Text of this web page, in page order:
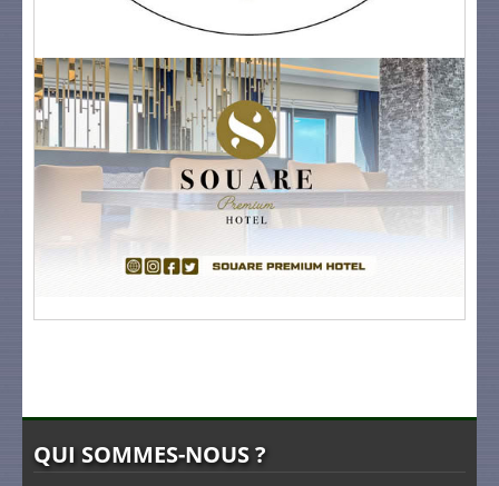
QUI SOMMES-NOUS ?